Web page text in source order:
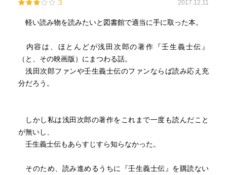
・小説・ドラマ・映画史
が好きです。
この読本を読むたびに、氏の新選組三部作をくり返し読ん
以上、新選組、土方歳三ファンのブログでした。
3 2017.12.11
軽い読み物を読みたいと図書館で適当に手に取った本。
内容は、ほとんどが浅田次郎の著作『壬生義士伝』
（と、その映画版）にまつわる話。
浅田次郎ファンや壬生義士伝のファンならば読み応え充
分だろう。
しかし私は浅田次郎の著作をこれまで一度も読んだこと
が無いし、
壬生義士伝もあらすじすら知らなかった。
そのため、読み進めるうちに『壬生義士伝』を購読ない